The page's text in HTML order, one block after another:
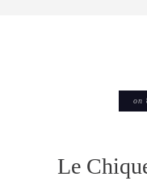
on
Le